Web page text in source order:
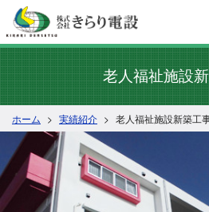
老人福祉施設
ホーム 実績紹介 老人福祉施設新築工